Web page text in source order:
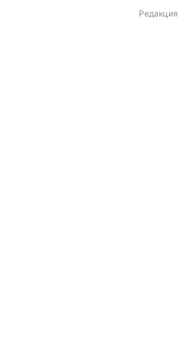
Редакция